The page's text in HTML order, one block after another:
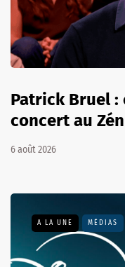
Patrick Bruel :
concert au
6 août 2026
A LA UNE MÉDIAS